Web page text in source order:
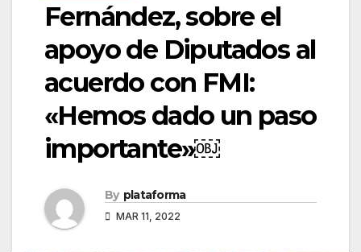
Fernández, sobre el
apoyo de Diputados al
acuerdo con FMI:
«Hemos dado un paso
importante»￼
By plataforma
MAR 11, 2022